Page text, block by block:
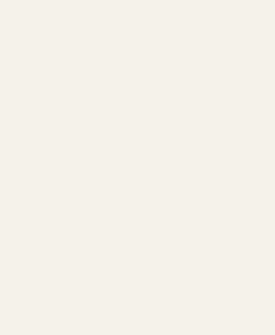
SICURI
tutte le modalità di pagamento.
Hai 14 giorni per esercitare il
mail e telefonica a tua